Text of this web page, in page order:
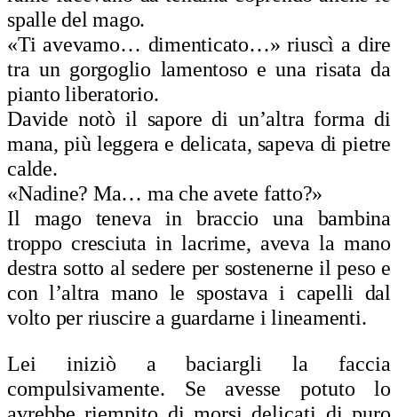
spalle del mago.
«Ti avevamo… dimenticato…» riuscì a dire
tra un gorgoglio lamentoso e una risata da
pianto liberatorio.
Davide notò il sapore di un’altra forma di
mana, più leggera e delicata, sapeva di pietre
calde.
«Nadine? Ma… ma che avete fatto?»
Il mago teneva in braccio una bambina
troppo cresciuta in lacrime, aveva la mano
destra sotto al sedere per sostenerne il peso e
con l’altra mano le spostava i capelli dal
volto per riuscire a guardarne i lineamenti.
Lei iniziò a baciargli la faccia
compulsivamente. Se avesse potuto lo